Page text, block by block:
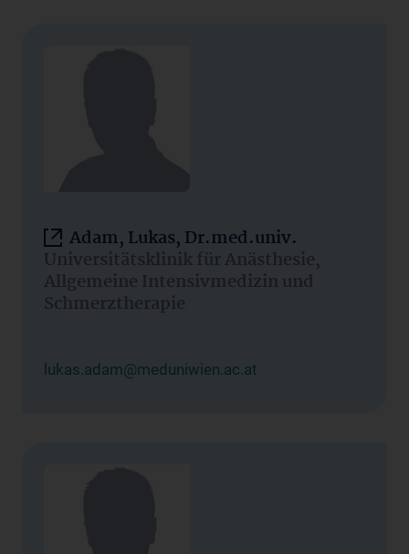
Adam, Lukas, Dr.med.univ.
Universitätsklinik für Anästhesie,
Allgemeine Intensivmedizin und
Schmerztherapie
lukas.adam@meduniwien.ac.at